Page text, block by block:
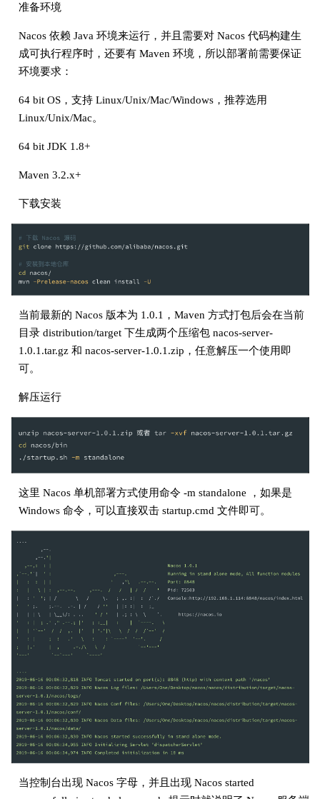
准备环境
Nacos 依赖 Java 环境来运行，并且需要对 Nacos 代码构建生
成可执行程序时，还要有 Maven 环境，所以部署前需要保证
环境要求：
64 bit OS，支持 Linux/Unix/Mac/Windows，推荐选用
Linux/Unix/Mac。
64 bit JDK 1.8+
Maven 3.2.x+
下载安装
当前最新的 Nacos 版本为 1.0.1，Maven 方式打包后会在当前
目录 distribution/target 下生成两个压缩包 nacos-server-
1.0.1.tar.gz 和 nacos-server-1.0.1.zip，任意解压一个使用即
可。
解压运行
这里 Nacos 单机部署方式使用命令 -m standalone ，如果是
Windows 命令，可以直接双击 startup.cmd 文件即可。
当控制台出现 Nacos 字母，并且出现 Nacos started